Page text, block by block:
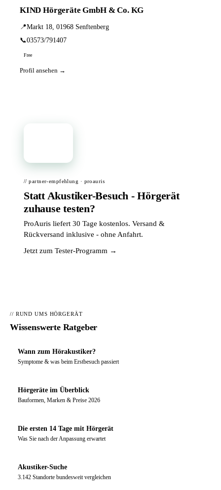
KIND Hörgeräte GmbH & Co. KG
📍Markt 18, 01968 Senftenberg
📞03573/791407
Free
Profil ansehen →
// partner-empfehlung · proauris
Statt Akustiker-Besuch - Hörgerät
zuhause testen?
ProAuris liefert 30 Tage kostenlos. Versand &
Rückversand inklusive - ohne Anfahrt.
Jetzt zum Tester-Programm →
// RUND UMS HÖRGERÄT
Wissenswerte Ratgeber
Wann zum Hörakustiker?
Symptome & was beim Erstbesuch passiert
Hörgeräte im Überblick
Bauformen, Marken & Preise 2026
Die ersten 14 Tage mit Hörgerät
Was Sie nach der Anpassung erwartet
Akustiker-Suche
3.142 Standorte bundesweit vergleichen